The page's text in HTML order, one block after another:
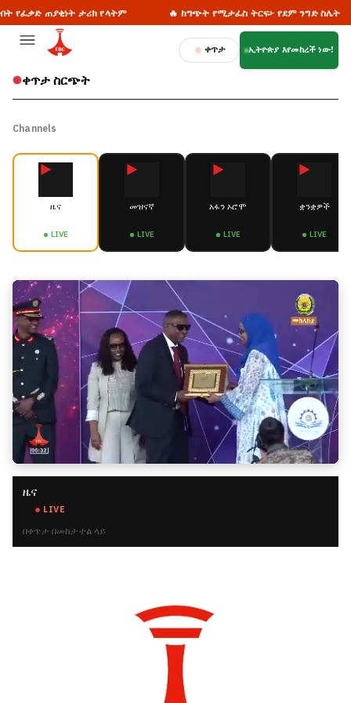
ጠያቂነት ታሪክ የላትም 🔥 ከግጭት የሚታፈስ ትርፍ፦ የደም ንግድ ስሌት
ቀጥታ ኢትዮጵያ እየመከረች ነው!
ቀጥታ ስርጭት
Channels
ዜና
LIVE
መዝናኛ
LIVE
አፋን ኦሮሞ
LIVE
ቋንቋዎች
LIVE
ዜና
LIVE
በቀጥታ በመከታተል ላይ